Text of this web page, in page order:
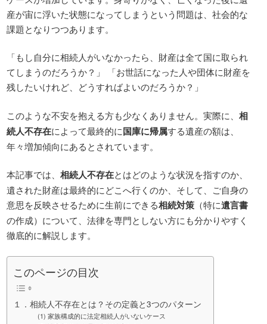
産が宙に浮いた状態になってしまうという問題は、社会的な
課題となりつつあります。
「もし自分に相続人がいなかったら、財産は全て国に取られ
てしまうのだろうか？」 「お世話になった人や団体に財産を
残したいけれど、どうすればよいのだろうか？」
このような不安を抱える方も少なくありません。実際に、相
続人不存在によって最終的に国庫に帰属する遺産の額は、
年々増加傾向にあるとされています。
本記事では、相続人不存在とはどのような状況を指すのか、
遺された財産は最終的にどこへ行くのか、そして、ご自身の
意思を反映させるために生前にできる相続対策 （特に遺言書
の作成）について、法律を専門としない方にも分かりやすく
徹底的に解説します。
このページの目次
１．相続人不存在とは？その定義と3つのパターン
(1) 家族構成的に法定相続人がいないケース